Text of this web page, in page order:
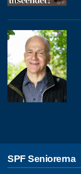
SPF Seniorerna